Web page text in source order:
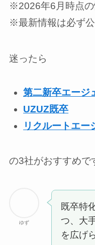
※2026年6月時点の
※最新情報は必ず
迷ったら
第二新卒エージ
UZUZ既卒
リクルートエー
の3社がおすすめで
ゆず
既卒特
つ、大
を広げ